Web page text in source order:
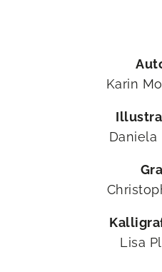
Karin
Daniela
Lisa